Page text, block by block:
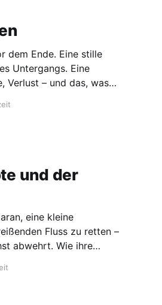
dem Ende. Eine stille
Untergangs. Eine
Verlust – und das, was
und der
eine kleine
Fluss zu retten –
abwehrt. Wie ihre
lehrt, erfährst du